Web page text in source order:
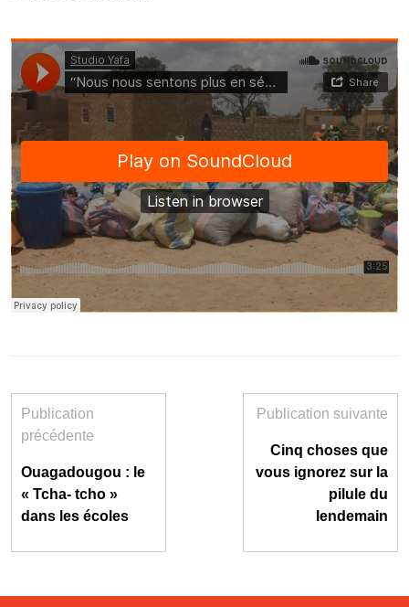
Publication
précédente
Ouagadougou : le
« Tcha- tcho »
dans les écoles
Publication suivante
Cinq choses que
vous ignorez sur la
pilule du
lendemain